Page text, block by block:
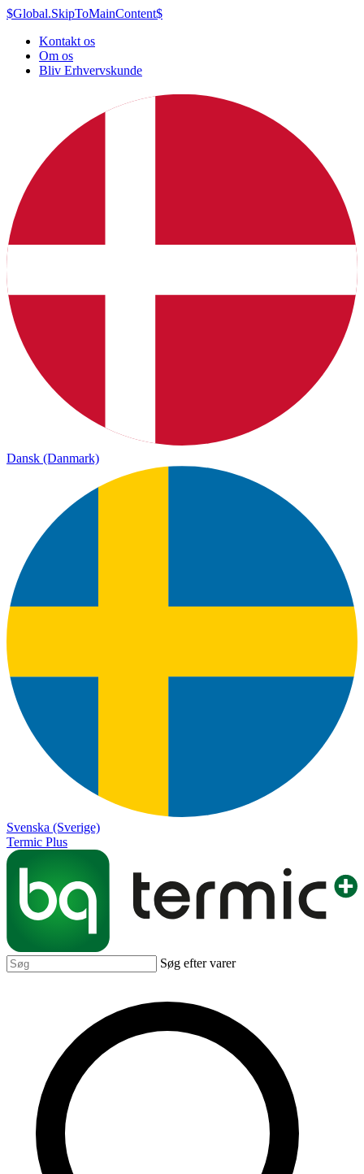
$Global.SkipToMainContent$
Kontakt os
Om os
Bliv Erhvervskunde
Dansk (Danmark)
Svenska (Sverige)
Termic Plus
Søg efter varer